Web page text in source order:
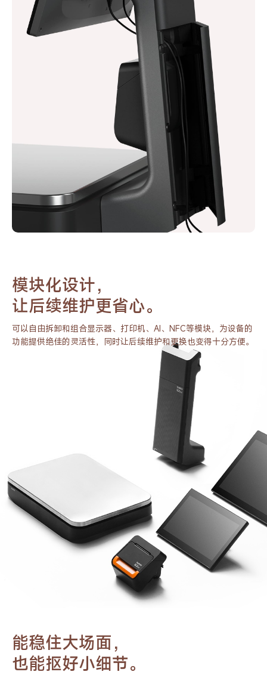
模块化设计，
让后续维护更省心。
可以自由拆卸和组合显示器、打印机、AI、NFC等模块，为设备的
功能提供绝佳的灵活性，同时让后续维护和更换也变得十分方便。
能稳住大场面，
也能抠好小细节。